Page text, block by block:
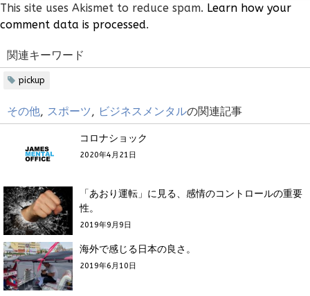
This site uses Akismet to reduce spam. Learn how your
comment data is processed.
関連キーワード
pickup
その他, スポーツ, ビジネスメンタルの関連記事
コロナショック
2020年4月21日
「あおり運転」に見る、感情のコントロールの重要
性。
2019年9月9日
海外で感じる日本の良さ。
2019年6月10日